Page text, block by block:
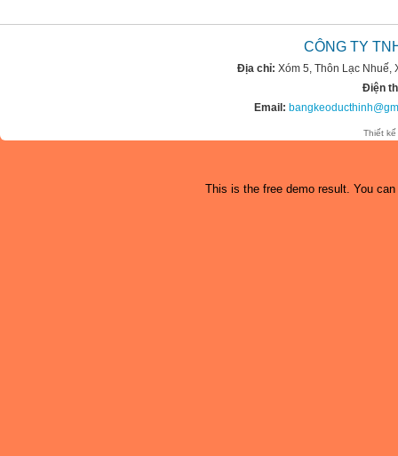
CÔNG TY
Địa chỉ: Xóm 5, Thôn Lạc Nhuế,
Điện
Email:
Thiết
This is the free demo result. You